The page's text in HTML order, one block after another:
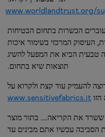
www.worldlandtrust.org/
הכשרות בתחום הבטיחות
העיסוק המרכזי בשימור איכות
טבעית הביא את המפעל להשיג
תוצאות שיא בתחום.
להעמיק עוד קצת ולקרוא על
www.sensitivefabrics.it
ששרד את הקריאה…. בתור מוצר
הסביבה עכשיו אתם מבינים עד